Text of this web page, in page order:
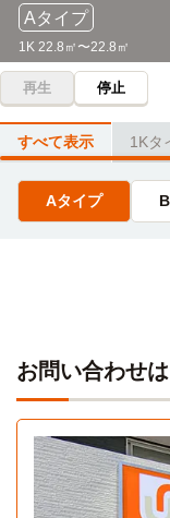
Aタイプ
1K 22.8㎡〜22.8㎡
Aタイプ
Cタイプ
Dタイプ
再生 停止
すべて表示 1Kタ
Aタイプ
お問い合わせ